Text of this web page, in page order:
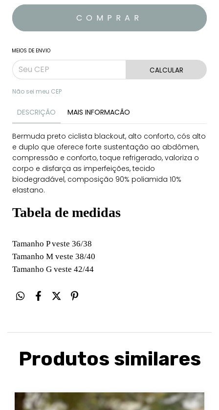
MEIOS DE ENVIO
CALCULAR
Não sei meu CEP
DESCRIÇÃO MAIS INFORMACÃO
Bermuda preto ciclista blackout, alto conforto, cós alto
e duplo que oferece forte sustentação ao abdômen,
compressão e conforto, toque refrigerado, valoriza o
corpo e disfarça as imperfeições, tecido
biodegradável, composição 90% poliamida 10%
elastano.
Tabela de medidas
Tamanho P veste 36/38
Tamanho M veste 38/40
Tamanho G veste 42/44
Produtos similares